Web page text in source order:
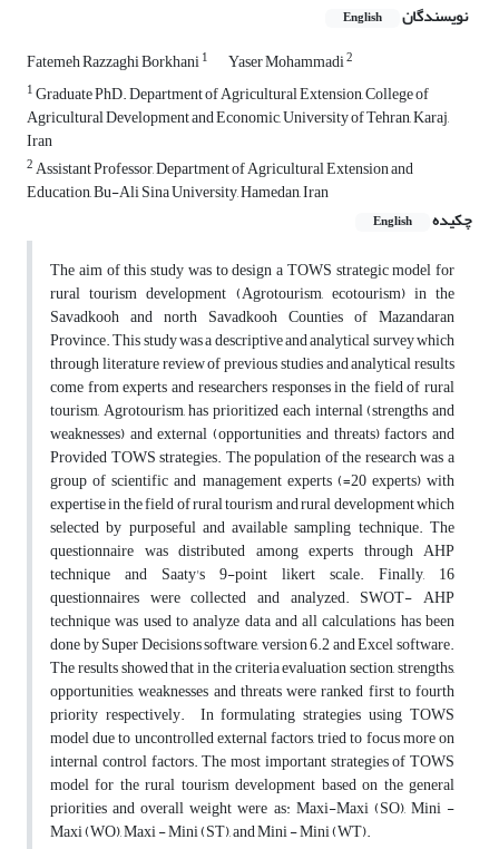
نویسندگان English
Fatemeh Razzaghi Borkhani1 Yaser Mohammadi2
1Graduate PhD. Department of Agricultural Extension, College of
Agricultural Development and Economic, University of Tehran, Karaj,
Iran
2Assistant Professor, Department of Agricultural Extension and
Education, Bu-Ali Sina University, Hamedan, Iran
چکیده
English
The aim of this study was to design a TOWS strategic model for
rural tourism development (Agrotourism, ecotourism) in the
Savadkooh and north Savadkooh Counties of Mazandaran
Province. This study was a descriptive and analytical survey which
through literature review of previous studies and analytical results
come from experts and researchers responses in the field of rural
tourism, Agrotourism, has prioritized each internal (strengths and
weaknesses) and external (opportunities and threats) factors and
Provided TOWS strategies. The population of the research was a
group of scientific and management experts (=20 experts) with
expertise in the field of rural tourism and rural development which
selected by purposeful and available sampling technique. The
questionnaire was distributed among experts through AHP
technique and Saaty's 9-point likert scale. Finally, 16
questionnaires were collected and analyzed. SWOT- AHP
technique was used to analyze data and all calculations has been
done by Super Decisions software, version 6.2 and Excel software.
The results showed that in the criteria evaluation section, strengths,
opportunities, weaknesses and threats were ranked first to fourth
priority respectively. In formulating strategies using TOWS
model due to uncontrolled external factors, tried to focus more on
internal control factors. The most important strategies of TOWS
model for the rural tourism development based on the general
priorities and overall weight were as: Maxi-Maxi (SO), Mini -
Maxi (WO), Maxi - Mini (ST), and Mini - Mini (WT).